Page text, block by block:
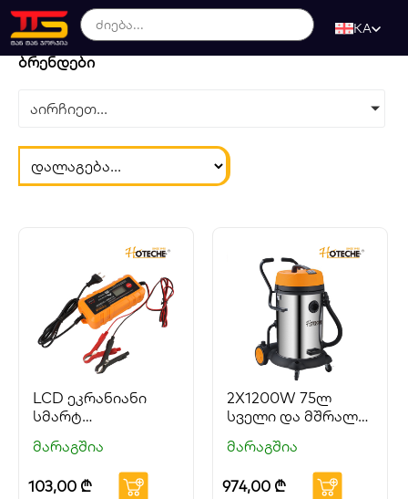
KA
ბრენდები
აირჩიეთ...
LCD ეკრანიანი
სმარტ
დამტენი HOTECHE
მარაგშია
103,00 ₾
2X1200W 75ლ
სველი და მშრალი
მტვერსასრუტი
მარაგშია
974,00 ₾